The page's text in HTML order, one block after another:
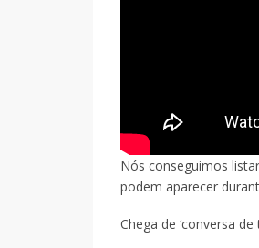
Nós conseguimos
podem aparecer
Chega de ‘conversa